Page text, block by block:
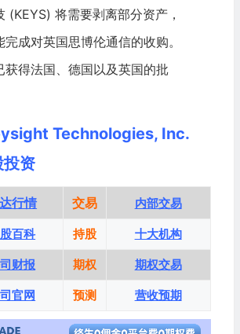
(KEYS) 将需要剥离部分资产，
完成对英国思博伦通信的收购。
获得法国、德国以及英国的批
Technologies, Inc.
资
行情 交易 内部交易
百科 持股 十大机构
财报 期权 期权交易
官网 预测 营收预期